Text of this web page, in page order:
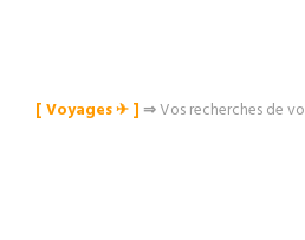
[ Voyages ✈︎ ]⇒Vos recherches de